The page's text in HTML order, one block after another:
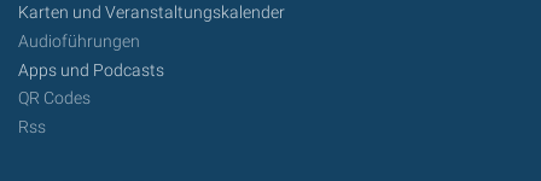
Karten und Veranstaltungskalender
Audioführungen
Apps und Podcasts
QR Codes
Rss